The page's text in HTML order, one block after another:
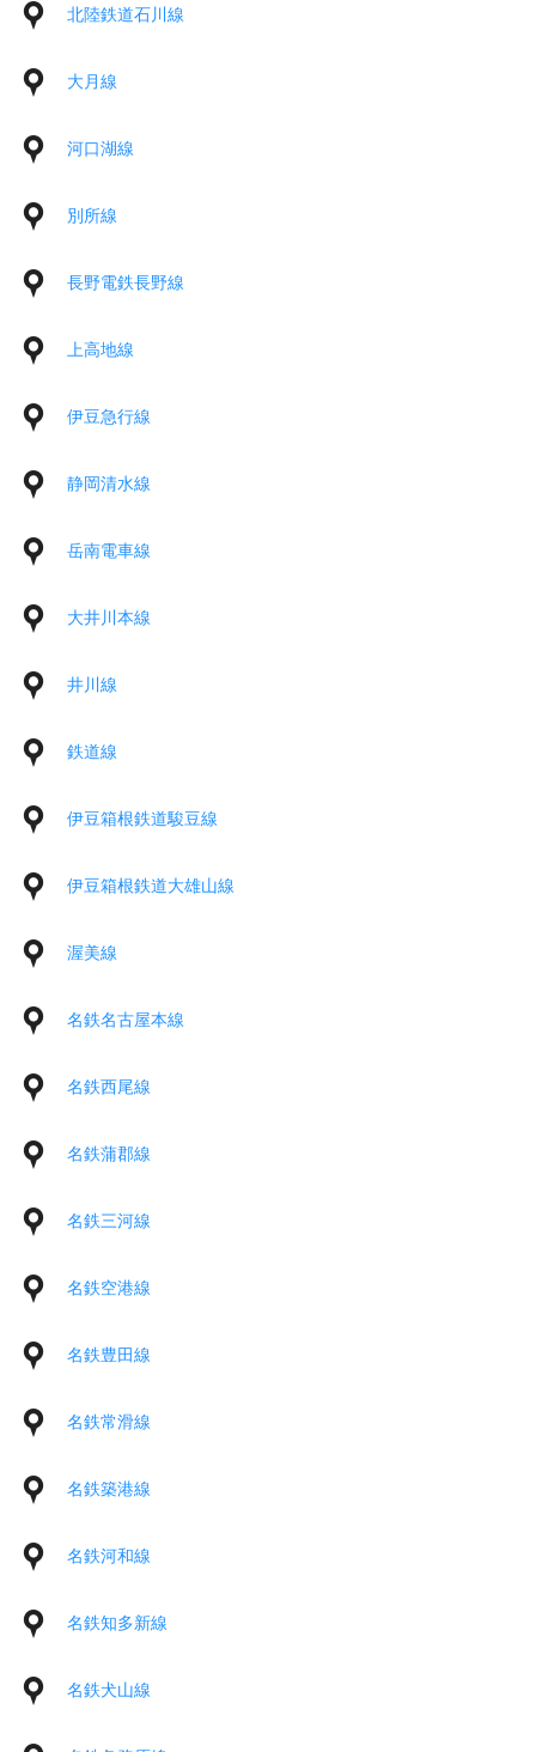
北陸鉄道石川線
大月線
河口湖線
別所線
長野電鉄長野線
上高地線
伊豆急行線
静岡清水線
岳南電車線
大井川本線
井川線
鉄道線
伊豆箱根鉄道駿豆線
伊豆箱根鉄道大雄山線
渥美線
名鉄名古屋本線
名鉄西尾線
名鉄蒲郡線
名鉄三河線
名鉄空港線
名鉄豊田線
名鉄常滑線
名鉄築港線
名鉄河和線
名鉄知多新線
名鉄犬山線